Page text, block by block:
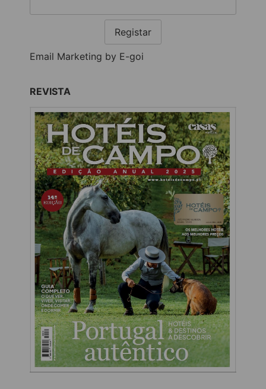
Registar
Email Marketing by E-goi
REVISTA